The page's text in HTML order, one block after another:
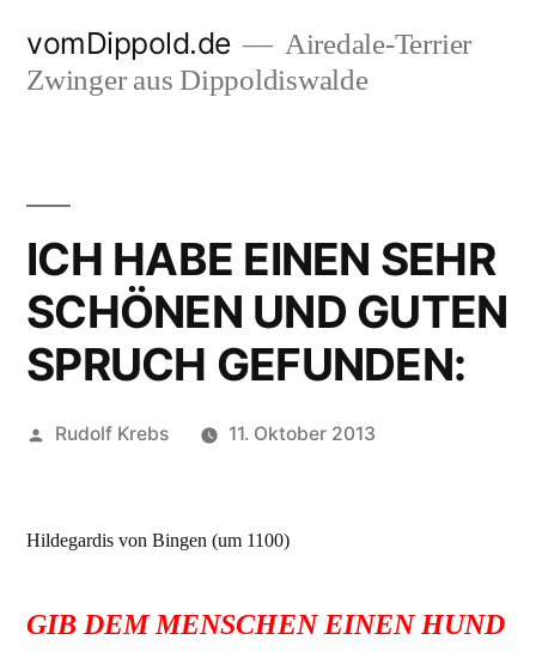
Inhalt
vomDippold.de
Airedale-Terrier
Zwinger aus Dippoldiswalde
ICH HABE EINEN SEHR
SCHÖNEN UND GUTEN
SPRUCH GEFUNDEN:
Veröffentlicht
Rudolf Krebs 11. Oktober 2013
Hildegardis von Bingen (um 1100)
GIB DEM MENSCHEN EINEN HUND